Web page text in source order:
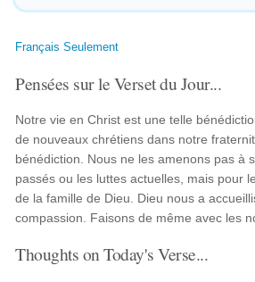
Français Seulement
Pensées sur le Verset du Jour...
Notre vie en Christ est une telle
de nouveaux chrétiens dans notre
bénédiction. Nous ne les amenons pas à
passés ou les luttes actuelles, mais pour
de la famille de Dieu. Dieu nous a
compassion. Faisons de même avec les
Thoughts on Today's Verse...